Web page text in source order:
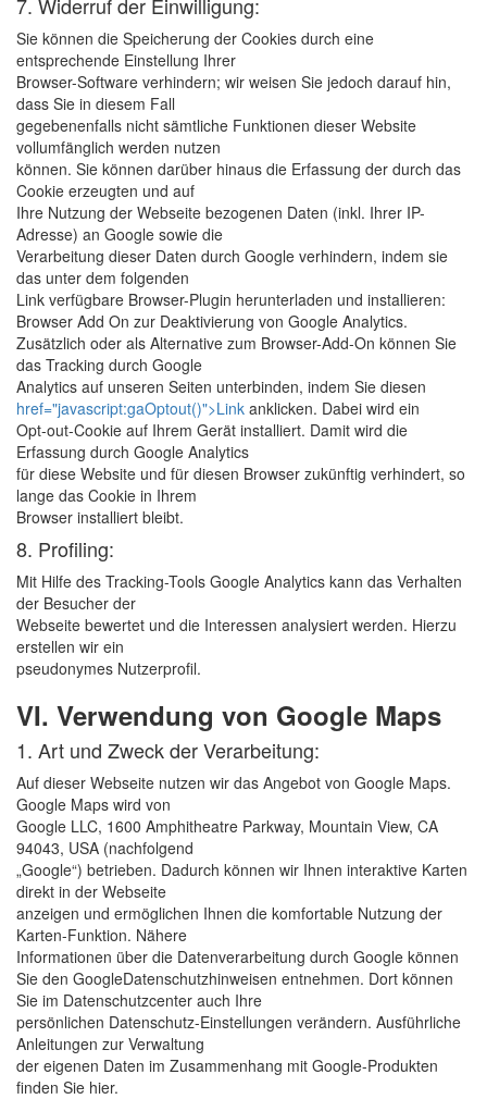
Sie können die Speicherung der Cookies durch eine
entsprechende Einstellung Ihrer
Browser-Software verhindern; wir weisen Sie jedoch darauf hin,
dass Sie in diesem Fall
gegebenenfalls nicht sämtliche Funktionen dieser Website
vollumfänglich werden nutzen
können. Sie können darüber hinaus die Erfassung der durch das
Cookie erzeugten und auf
Ihre Nutzung der Webseite bezogenen Daten (inkl. Ihrer IP-
Adresse) an Google sowie die
Verarbeitung dieser Daten durch Google verhindern, indem sie
das unter dem folgenden
Link verfügbare Browser-Plugin herunterladen und installieren:
Browser Add On zur Deaktivierung von Google Analytics.
Zusätzlich oder als Alternative zum Browser-Add-On können Sie
das Tracking durch Google
Analytics auf unseren Seiten unterbinden, indem Sie diesen
href="javascript:gaOptout()">Link anklicken. Dabei wird ein
Opt-out-Cookie auf Ihrem Gerät installiert. Damit wird die
Erfassung durch Google Analytics
für diese Website und für diesen Browser zukünftig verhindert, so
lange das Cookie in Ihrem
Browser installiert bleibt.
8. Profiling:
Mit Hilfe des Tracking-Tools Google Analytics kann das Verhalten
der Besucher der
Webseite bewertet und die Interessen analysiert werden. Hierzu
erstellen wir ein
pseudonymes Nutzerprofil.
VI. Verwendung von Google Maps
1. Art und Zweck der Verarbeitung:
Auf dieser Webseite nutzen wir das Angebot von Google Maps.
Google Maps wird von
Google LLC, 1600 Amphitheatre Parkway, Mountain View, CA
94043, USA (nachfolgend
„Google“) betrieben. Dadurch können wir Ihnen interaktive Karten
direkt in der Webseite
anzeigen und ermöglichen Ihnen die komfortable Nutzung der
Karten-Funktion. Nähere
Informationen über die Datenverarbeitung durch Google können
Sie den GoogleDatenschutzhinweisen entnehmen. Dort können
Sie im Datenschutzcenter auch Ihre
persönlichen Datenschutz-Einstellungen verändern. Ausführliche
Anleitungen zur Verwaltung
der eigenen Daten im Zusammenhang mit Google-Produkten
finden Sie hier.